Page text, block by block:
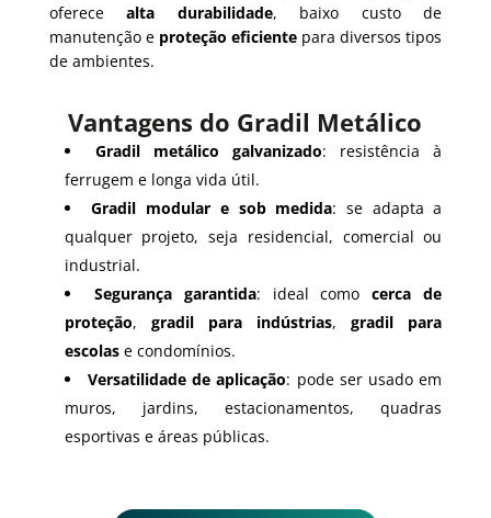
oferecealta durabilidade, baixo custo de
manutenção e proteção eficiente para diversos tipos
de ambientes.
Vantagens do Gradil Metálico
Gradil metálico galvanizado: resistência à
ferrugem e longa vida útil.
Gradil modular e sob medida: se adapta a
qualquer projeto, seja residencial, comercial ou
industrial.
Segurança garantida: ideal comocerca de
proteção, gradil para indústrias,gradil para
escolase condomínios.
Versatilidade de aplicação: pode ser usado em
muros, jardins, estacionamentos, quadras
esportivas e áreas públicas.